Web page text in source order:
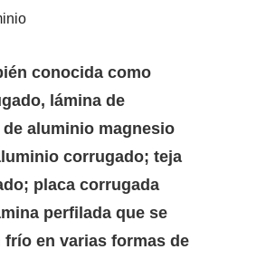
conocida como
lámina de
aluminio magnesio
corrugado; teja
placa corrugada
perfilada que se
en varias formas de